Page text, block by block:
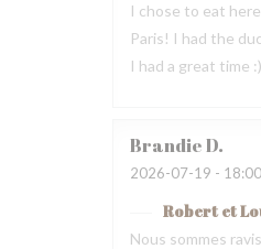
I chose to eat
Paris! I had the
I had a great time
BrandieD
2026-07-19 -
Robert et
Nous sommes